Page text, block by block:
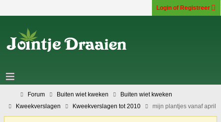
Login of Registreer
Forum Buiten wiet kweken
Buiten wiet kweken
Kweekverslagen
Kweekverslagen tot 2010 mijn plantjes vanaf april